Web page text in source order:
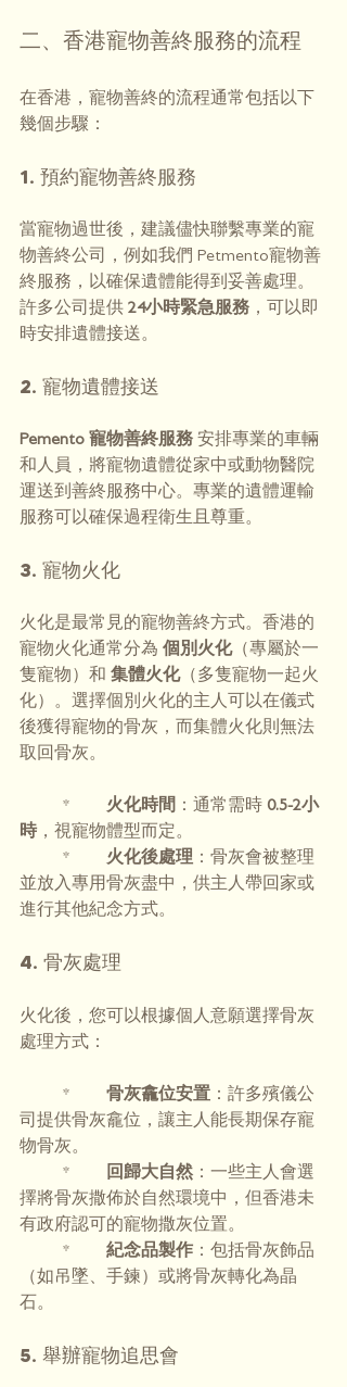
二、香港寵物善終服務的流程
在香港，寵物善終的流程通常包括以下
幾個步驟：
1. 預約寵物善終服務
當寵物過世後，建議儘快聯繫專業的寵
物善終公司，例如我們 Petmento寵物善
終服務，以確保遺體能得到妥善處理。
許多公司提供 24小時緊急服務 ，可以即
時安排遺體接送。
2. 寵物遺體接送
Pemento 寵物善終服務 安排專業的車輛
和人員，將寵物遺體從家中或動物醫院
運送到善終服務中心。專業的遺體運輸
服務可以確保過程衛生且尊重。
3. 寵物火化
火化是最常見的寵物善終方式。香港的
寵物火化通常分為 個別火化（專屬於一
隻寵物）和 集體火化（多隻寵物一起火
化）。選擇個別火化的主人可以在儀式
後獲得寵物的骨灰，而集體火化則無法
取回骨灰。
火化時間 ：通常需時 0.5-2小
時，視寵物體型而定。
火化後處理 ：骨灰會被整理
並放入專用骨灰盡中，供主人帶回家或
進行其他紀念方式。
4. 骨灰處理
火化後，您可以根據個人意願選擇骨灰
處理方式：
骨灰龕位安置 ：許多殯儀公
司提供骨灰龕位，讓主人能長期保存寵
物骨灰。
回歸大自然 ：一些主人會選
擇將骨灰撒佈於自然環境中，但香港未
有政府認可的寵物撒灰位置。
紀念品製作 ：包括骨灰飾品
（如吊墜、手鍊）或將骨灰轉化為晶
石。
5. 舉辦寵物追思會